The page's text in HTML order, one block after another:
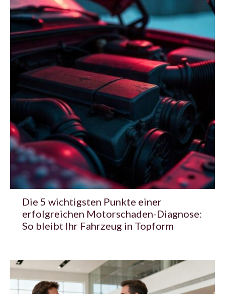
Die 5 wichtigsten Punkte einer
erfolgreichen Motorschaden-Diagnose:
So bleibt Ihr Fahrzeug in Topform